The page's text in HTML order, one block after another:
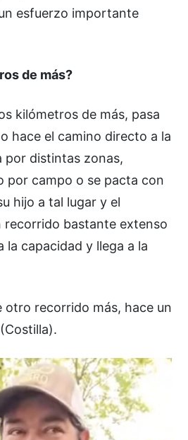
esfuerzo importante
de más?
kilómetros de más, pasa
hace el camino directo a la
por distintas zonas,
por campo o se pacta con
hijo a tal lugar y el
bastante extenso
la capacidad y llega a la
otro recorrido más, hace un